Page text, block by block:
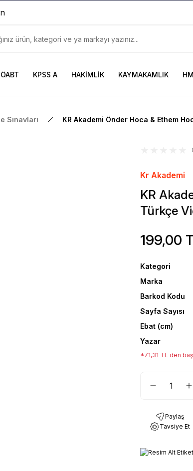
ÖABT KPSS A HAKİMLİK KAYMAKAMLIK
Sınavları KR Akademi Önder Hoca & Ethem
Kr Akademi
KR
Türkçe
199,00
Kategori
Marka
Barkod Kodu
Sayfa Sayısı
Ebat (cm)
Yazar
*71,31 TL den
Paylaş
Tavsiye Et